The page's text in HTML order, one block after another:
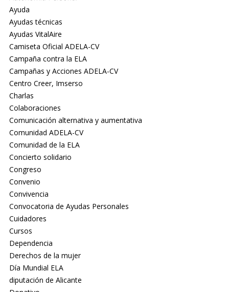
Ayuda
Ayudas técnicas
Ayudas VitalAire
Camiseta Oficial ADELA-CV
Campaña contra la ELA
Campañas y Acciones ADELA-CV
Centro Creer, Imserso
Charlas
Colaboraciones
Comunicación alternativa y aumentativa
Comunidad ADELA-CV
Comunidad de la ELA
Concierto solidario
Congreso
Convenio
Convivencia
Convocatoria de Ayudas Personales
Cuidadores
Cursos
Dependencia
Derechos de la mujer
Día Mundial ELA
diputación de Alicante